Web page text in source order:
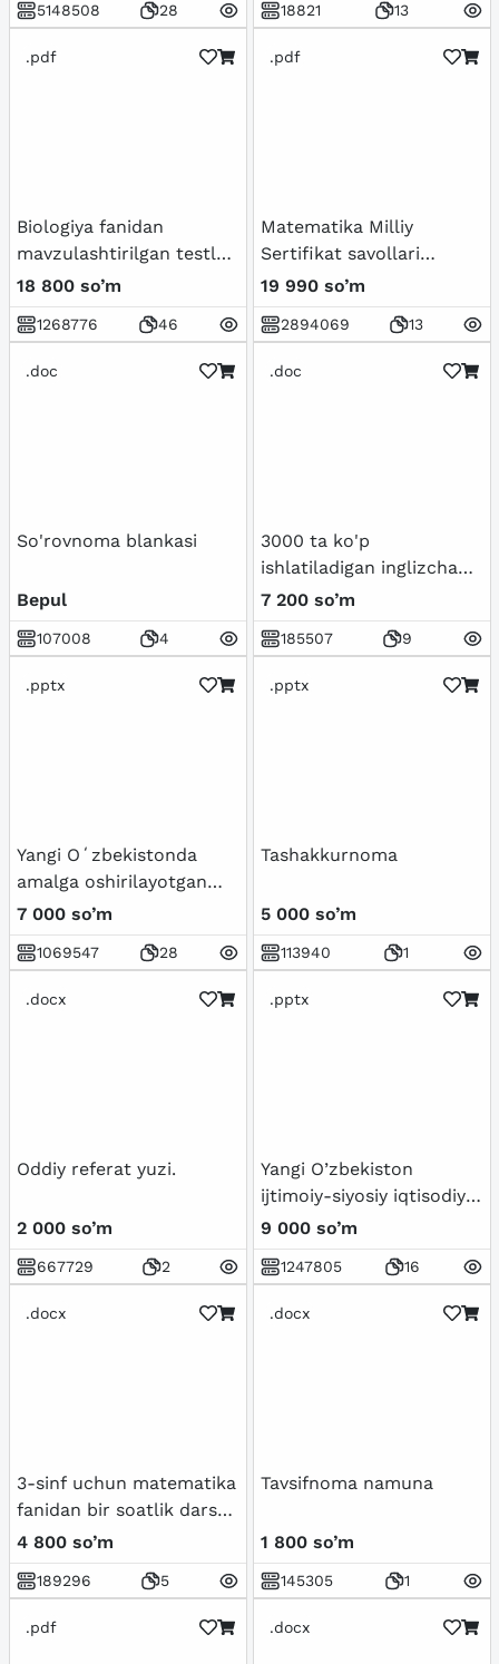
5148508 28 18821 13
.pdf
Biologiya fanidan
mavzulashtirilgan testlar
/ 5-sinf
18 800 so’m
1268776 46
.pdf
Matematika Milliy
Sertifikat savollari
(Tushish ehtimoli Bor)
19 990 so’m
2894069 13
.doc
So'rovnoma blankasi
Bepul
107008 4
.doc
3000 ta ko'p
ishlatiladigan inglizcha
so'zlar ro'yxati.
7 200 so’m
185507 9
.pptx
Yangi Oʻzbekistonda
amalga oshirilayotgan
maʼnaviy oʻzgarishlar
7 000 so’m
1069547 28
.pptx
Tashakkurnoma
5 000 so’m
113940 1
.docx
Oddiy referat yuzi.
2 000 so’m
667729 2
.pptx
Yangi O’zbekiston
ijtimoiy-siyosiy iqtisodiy
va madaniy hayotida roʻy
berayotgan
oʻzgarishlarning xalqaro
reyting va indekislarda
9 000 so’m
1247805 16
.docx
3-sinf uchun matematika
fanidan bir soatlik dars
ishlanma
4 800 so’m
189296 5
.docx
Tavsifnoma namuna
1 800 so’m
145305 1
.pdf .docx